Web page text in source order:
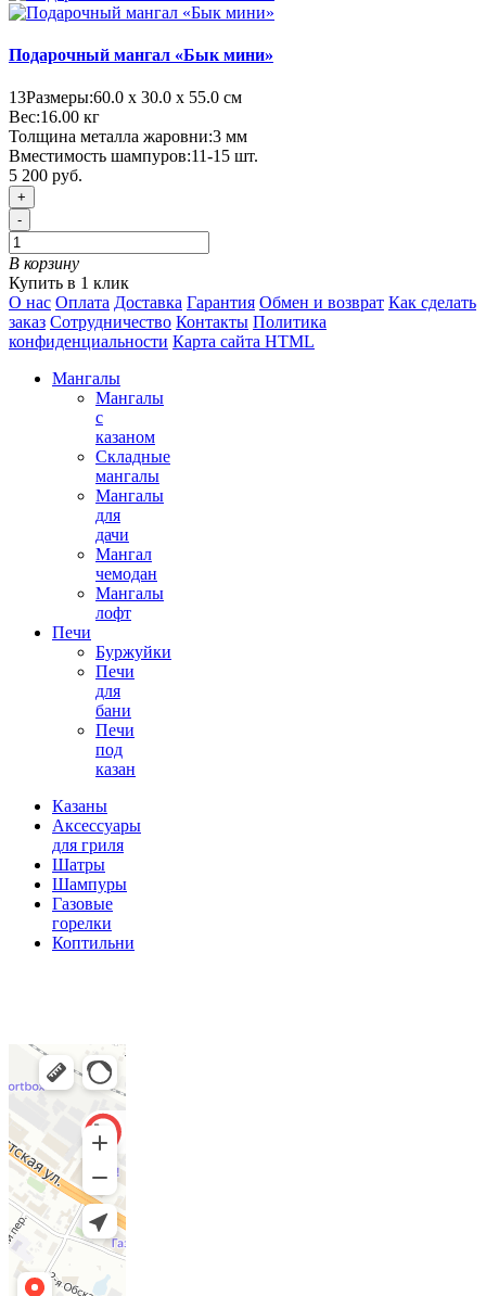
Подарочный мангал «Бык мини»
13Размеры:60.0 х 30.0 х 55.0 см
Вес:16.00 кг
Толщина металла жаровни:3 мм
Вместимость шампуров:11-15 шт.
5 200 руб.
+
-
В корзину
Купить в 1 клик
О нас Оплата Доставка Гарантия Обмен и возврат Как сделать
заказ Сотрудничество Контакты Политика
конфиденциальности Карта сайта HTML
Мангалы
Мангалы
с
казаном
Складные
мангалы
Мангалы
для
дачи
Мангал
чемодан
Мангалы
лофт
Печи
Буржуйки
Печи
для
бани
Печи
под
казан
Казаны
Аксессуары
для гриля
Шатры
Шампуры
Газовые
горелки
Коптильни